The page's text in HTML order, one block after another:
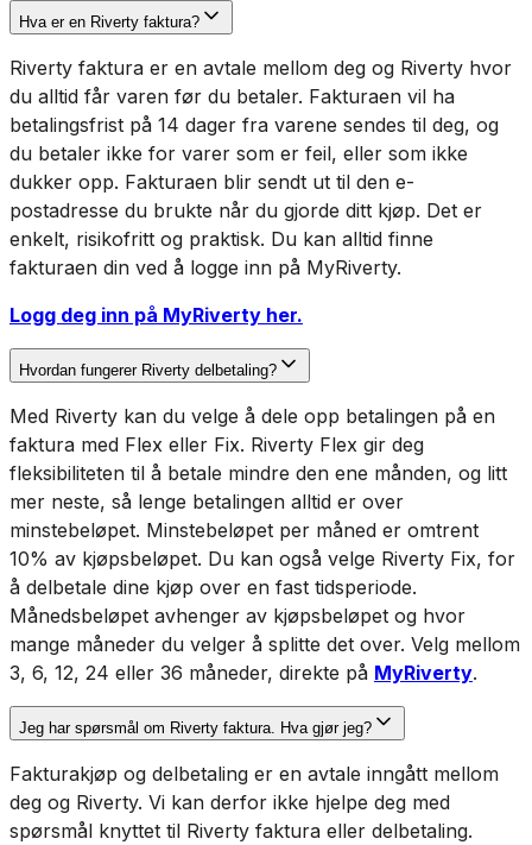
Hva er en Riverty faktura?
Riverty faktura er en avtale mellom deg og Riverty hvor
du alltid får varen før du betaler. Fakturaen vil ha
betalingsfrist på 14 dager fra varene sendes til deg, og
du betaler ikke for varer som er feil, eller som ikke
dukker opp. Fakturaen blir sendt ut til den e-
postadresse du brukte når du gjorde ditt kjøp. Det er
enkelt, risikofritt og praktisk. Du kan alltid finne
fakturaen din ved å logge inn på MyRiverty.
Logg deg inn på MyRiverty her.
Hvordan fungerer Riverty delbetaling?
Med Riverty kan du velge å dele opp betalingen på en
faktura med Flex eller Fix. Riverty Flex gir deg
fleksibiliteten til å betale mindre den ene månden, og litt
mer neste, så lenge betalingen alltid er over
minstebeløpet. Minstebeløpet per måned er omtrent
10% av kjøpsbeløpet. Du kan også velge Riverty Fix, for
å delbetale dine kjøp over en fast tidsperiode.
Månedsbeløpet avhenger av kjøpsbeløpet og hvor
mange måneder du velger å splitte det over. Velg mellom
3, 6, 12, 24 eller 36 måneder, direkte på MyRiverty.
Jeg har spørsmål om Riverty faktura. Hva gjør jeg?
Fakturakjøp og delbetaling er en avtale inngått mellom
deg og Riverty. Vi kan derfor ikke hjelpe deg med
spørsmål knyttet til Riverty faktura eller delbetaling.